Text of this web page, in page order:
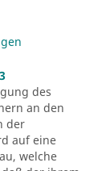
des
an den
der
auf eine
welche